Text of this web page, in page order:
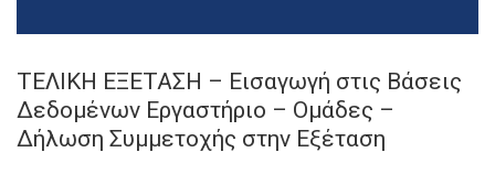
ΤΕΛΙΚΗ ΕΞΕΤΑΣΗ – Εισαγωγή στις Βάσεις
Δεδομένων Εργαστήριο – Ομάδες –
Δήλωση Συμμετοχής στην Εξέταση